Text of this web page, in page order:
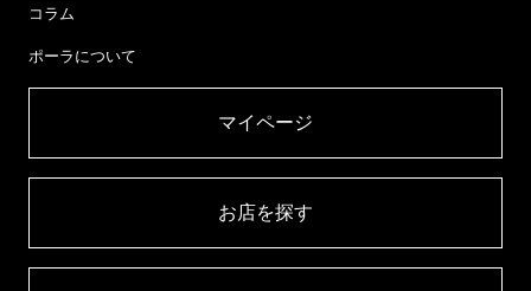
コラム
ポーラについて
マイページ​
お店を探す​